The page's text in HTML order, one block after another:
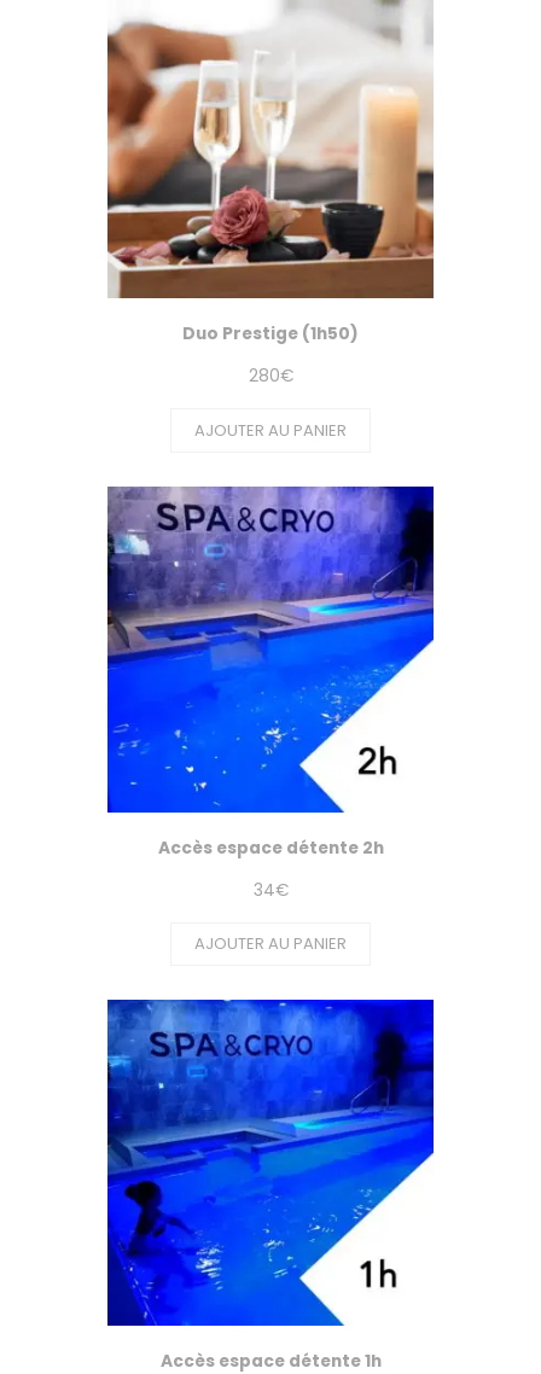
Duo Prestige (1h50)
280€
AJOUTER AU PANIER
Accès espace détente 2h
34€
AJOUTER AU PANIER
Accès espace détente 1h